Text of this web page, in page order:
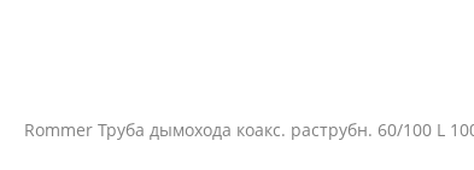
Rommer Труба дымохода коакс. раструбн. 60/100 L